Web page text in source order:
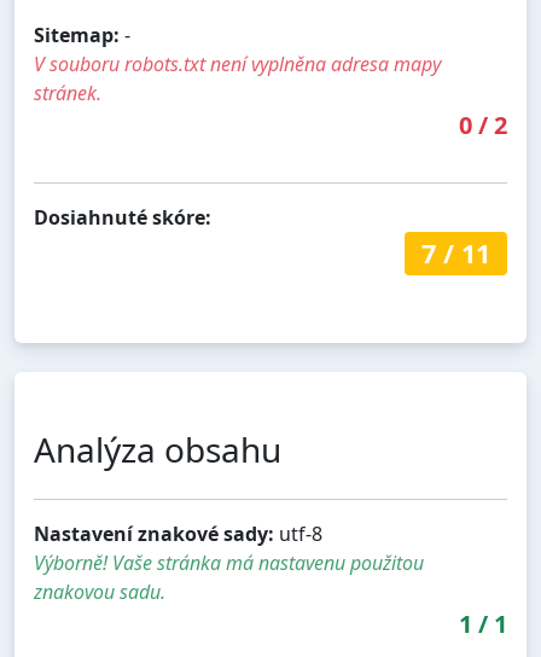
Sitemap: -
V souboru robots.txt není vyplněna adresa mapy
stránek.
0/2
Dosiahnuté skóre:
7/ 11
Analýza obsahu
Nastavení znakové sady: utf-8
Výborně! Vaše stránka má nastavenu použitou
znakovou sadu.
1 / 1